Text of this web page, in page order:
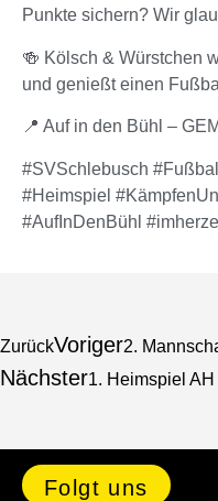
Punkte sichern? Wir
🍻 Kölsch & Würstchen
und genießt einen
📍 Auf in den Bühl –
#SVSchlebusch
#Heimspiel
#AufInDenBühl
ZurückVoriger2.
Nächster1. Heimspiel
Folgt uns